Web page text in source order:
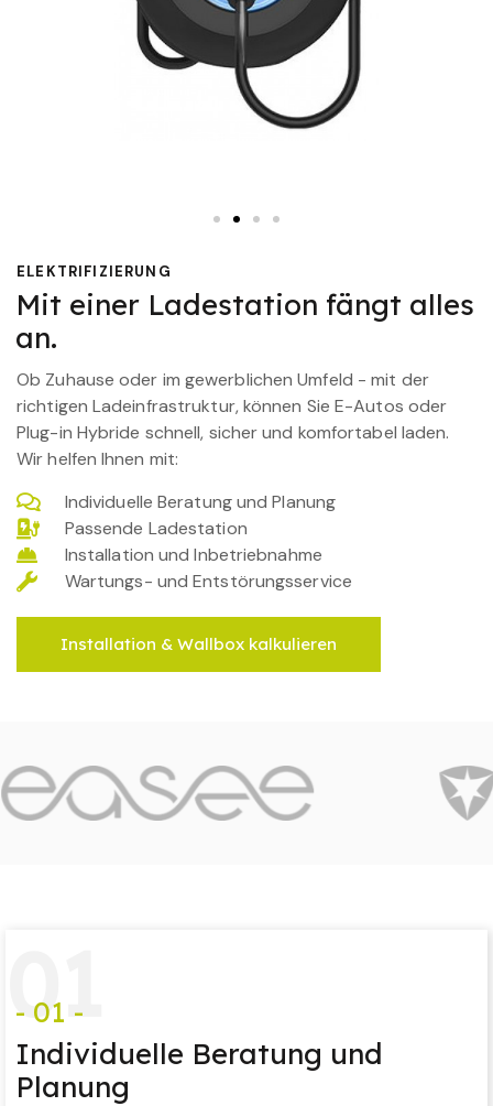
ELEKTRIFIZIERUNG
Mit einer Ladestation fängt alles
an.
Ob Zuhause oder im gewerblichen Umfeld - mit der
richtigen Ladeinfrastruktur, können Sie E-Autos oder
Plug-in Hybride schnell, sicher und komfortabel laden.
Wir helfen Ihnen mit:
Individuelle Beratung und Planung
Passende Ladestation
Installation und Inbetriebnahme
Wartungs- und Entstörungsservice
Installation & Wallbox kalkulieren
01
- 01 -
Individuelle Beratung und
Planung